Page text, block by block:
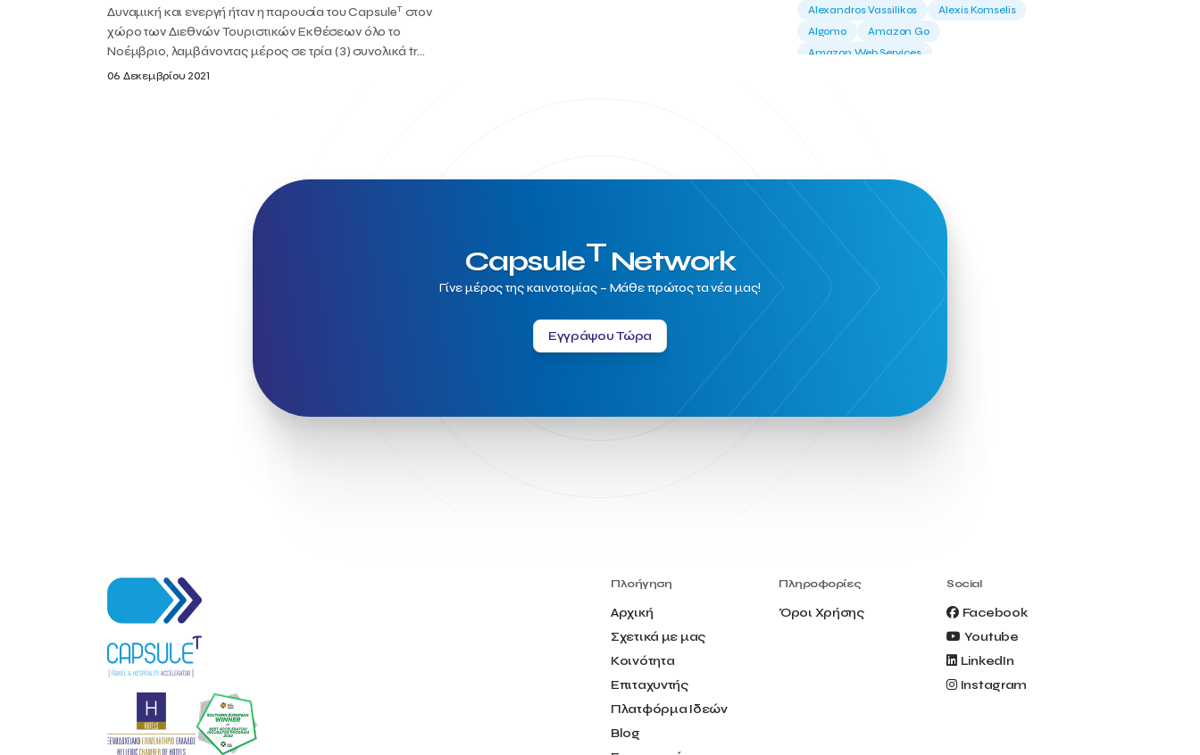
Δυναμική και ενεργή ήταν η παρουσία του CapsuleT στον
χώρο των Διεθνών Τουριστικών Εκθέσεων όλο το
Νοέμβριο, λαμβάνοντας μέρος σε τρία (3) συνολικά tr...
06 Δεκεμβρίου 2021
Alexandros Vassilikos
Alexis Komselis
Algomo
Amazon Go
Amazon Web Services
Athens University of Economics &
Best accelerator
Best incubator
Bizrupt
Booths 34-35
Borrn
Boutique Hotel
Cactus Royal Spa & Resort Hotel.
Campsaround
Canaves Oia Suites
Candia Beer
Capsule
Cellarhopping
Citathlon
Civitel Akali Hotel
Clio Muse
Clio Muse Tours
Closing Ceremony
Contest
Investments
Douwe Egberts
CapsuleTNetwork
Γίνε μέρος της καινοτομίας – Μάθε πρώτος τα νέα μας!
Εγγράψου Τώρα
Πλοήγηση
Αρχική
Σχετικά με μας
Κοινότητα
Επιταχυντής
Πλατφόρμα Ιδεών
Blog
Πληροφορίες
Όροι Χρήσης
Social
Facebook
Youtube
LinkedIn
Instagram